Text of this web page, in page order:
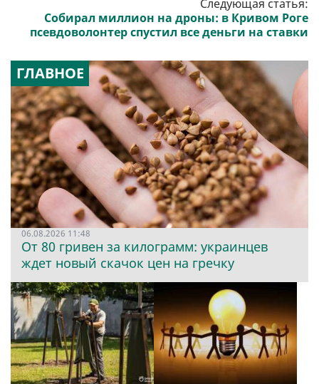
Следующая статья:
Собирал миллион на дроны: в Кривом Роге
псевдоволонтер спустил все деньги на ставки
ГЛАВНОЕ
06.08.2026 11:48
От 80 гривен за килограмм: украинцев
ждет новый скачок цен на гречку